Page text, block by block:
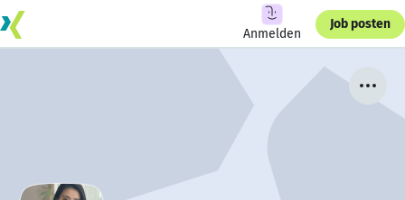
Anmelden
Job posten